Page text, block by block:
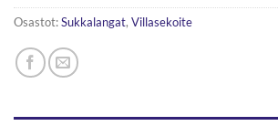
Osastot:Sukkalangat, Villasekoite